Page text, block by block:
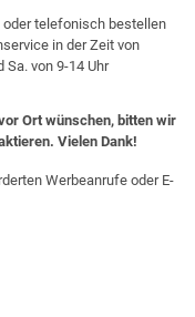
oder telefonisch bestellen
in der Zeit von
Sa. von 9-14 Uhr
Ort wünschen, bitten wir
Vielen Dank!
Werbeanrufe oder E-